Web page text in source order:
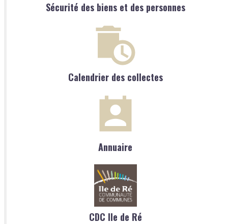
Sécurité des biens et des personnes
Calendrier des collectes
Annuaire
CDC Ile de Ré